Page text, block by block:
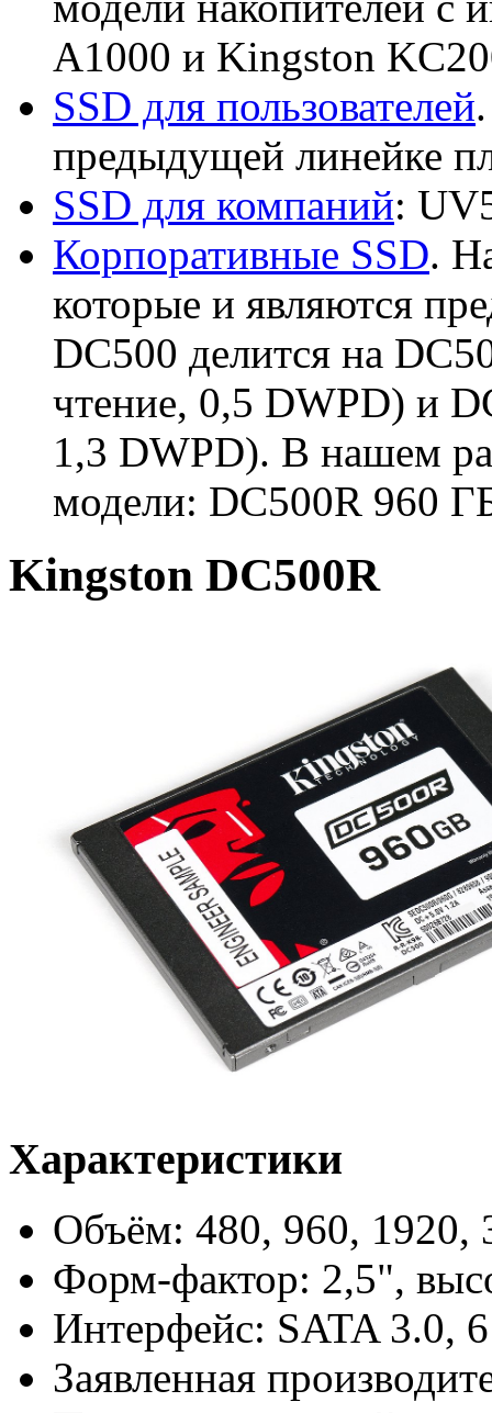
A1000 и Kingston
SSD для пользователей
предыдущей линейке
SSD для компаний:
Корпоративные SSD.
которые и являются
DC500 делится на
чтение, 0,5 DWPD) и
1,3 DWPD). В нашем
модели: DC500R 960
Kingston DC500R
Характеристики
Объём: 480, 960, 1920,
Форм-фактор: 2,5",
Интерфейс: SATA 3.0,
Заявленная